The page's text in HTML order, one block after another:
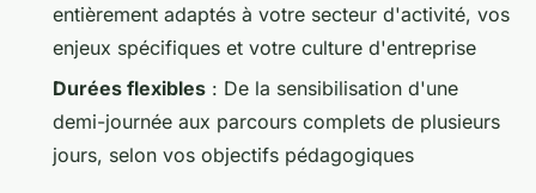
entièrement adaptés à votre secteur d'activité, vos
enjeux spécifiques et votre culture d'entreprise
Durées flexibles : De la sensibilisation d'une
demi-journée aux parcours complets de plusieurs
jours, selon vos objectifs pédagogiques